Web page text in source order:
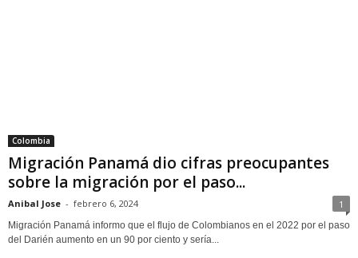
Colombia
Migración Panamá dio cifras preocupantes
sobre la migración por el paso...
Anibal Jose - febrero 6, 2024 1
Migración Panamá informo que el flujo de Colombianos en el 2022 por el paso
del Darién aumento en un 90 por ciento y sería...